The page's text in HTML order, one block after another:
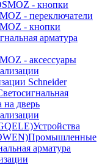
- кнопки
- переключатели
- кнопки
арматура
- аксессуары
Schneider
на дверь
Устройства
Промышленные
арматура